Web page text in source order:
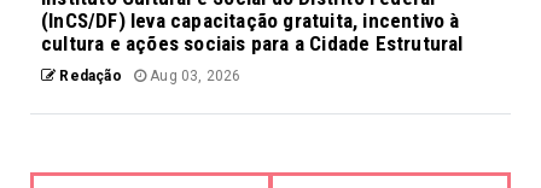
(InCS/DF) leva capacitação gratuita, incentivo à
cultura e ações sociais para a Cidade Estrutural
Redação Aug 03, 2026